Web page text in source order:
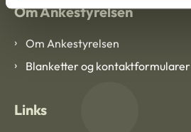
Om Ankestyrelsen
Om Ankestyrelsen
Blanketter og kontaktformularer
Links